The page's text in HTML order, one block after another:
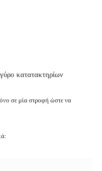
κατατακτηρίων
σε μία στροφή ώστε να